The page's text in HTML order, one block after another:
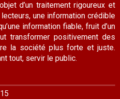
d’un traitement rigoureux et
une information crédible
information fiable, fruit d’un
transformer positivement des
la société plus forte et juste.
tout, servir le public.